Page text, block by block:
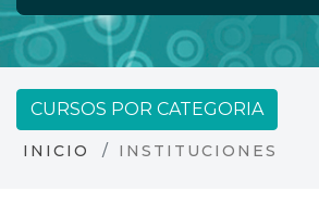
CURSOS POR CATEGORIA
INICIO INSTITUCIONES